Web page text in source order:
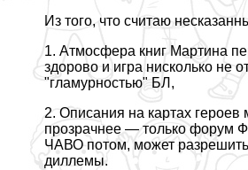
Из того, что считаю
1. Атмосфера книг Мартина
здорово и игра нисколько не
"гламурностью" БЛ,
2. Описания на картах героев
прозрачнее — только форум
ЧАВО потом, может
диллемы.